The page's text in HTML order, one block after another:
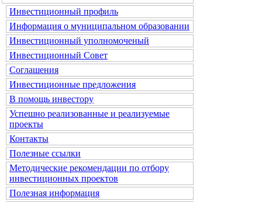
Инвестиционный профиль
Информация о муниципальном образовании
Инвестиционный уполномоченый
Инвестиционный Совет
Соглашения
Инвестиционные предложения
В помощь инвестору
Успешно реализованные и реализуемые
проекты
Контакты
Полезные ссылки
Методические рекомендации по отбору
инвестиционных проектов
Полезная информация